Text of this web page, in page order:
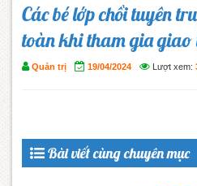
Các bé lớp chồi tuyên
toàn khi tham gia giao
Quản trị 19/04/2024 Lượt xem:
Bài viết cùng chuyên mục